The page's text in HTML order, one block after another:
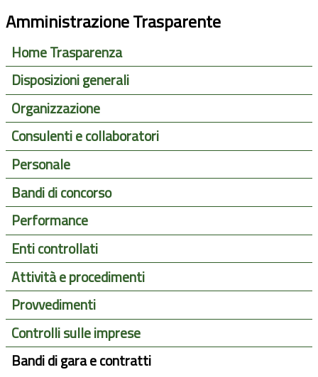
Amministrazione Trasparente
Home Trasparenza
Disposizioni generali
Organizzazione
Consulenti e collaboratori
Personale
Bandi di concorso
Performance
Enti controllati
Attività e procedimenti
Provvedimenti
Controlli sulle imprese
Bandi di gara e contratti